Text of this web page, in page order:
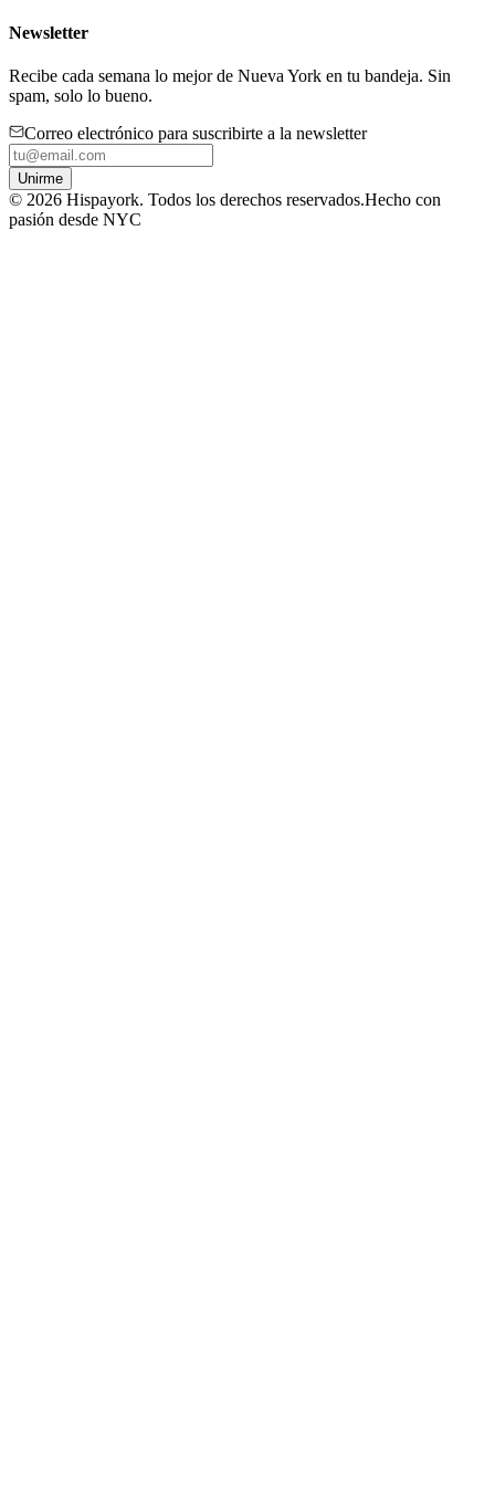
Newsletter
Recibe cada semana lo mejor de Nueva York en tu bandeja. Sin
spam, solo lo bueno.
Correo electrónico para suscribirte a la newsletter
Unirme
© 2026 Hispayork. Todos los derechos reservados.Hecho con
pasión desde NYC